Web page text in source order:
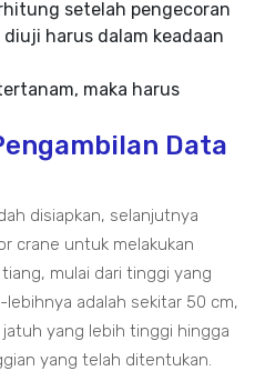
setelah pengecoran
harus dalam keadaan
maka harus
Data
disiapkan, selanjutnya
crane untuk melakukan
mulai dari tinggi yang
adalah sekitar 50 cm,
yang lebih tinggi hingga
yang telah ditentukan.